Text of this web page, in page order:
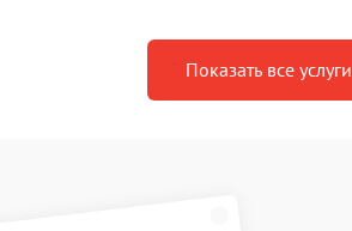
Показать все услуги